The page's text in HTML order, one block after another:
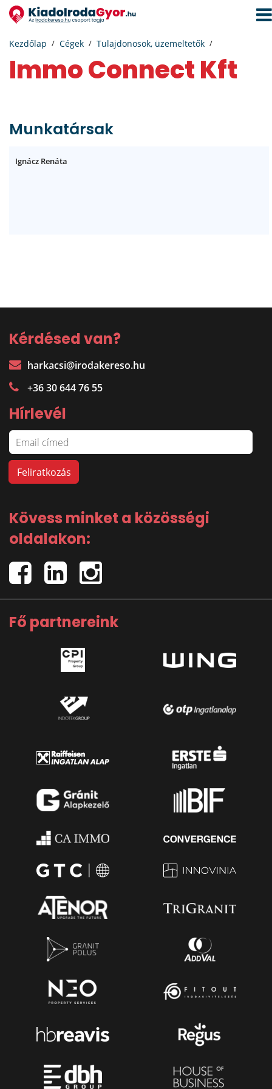
Kezdőlap Cégek Tulajdonosok, üzemeltetők
Immo Connect Kft
Munkatársak
Ignácz Renáta
Kérdésed van?
harkacsi@irodakereso.hu
+36 30 644 76 55
Hírlevél
Kövess minket a közösségi
oldalakon:
Fő partnereink